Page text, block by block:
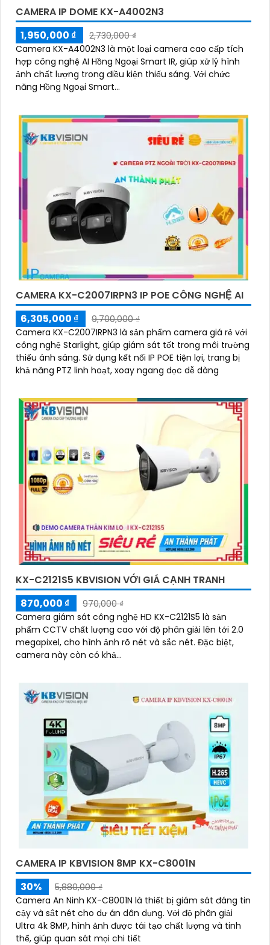
CAMERA IP DOME KX-A4002N3
1,950,000 ₫
2,730,000 ₫
Camera KX-A4002N3 là một loại camera cao cấp tích
hợp công nghệ AI Hồng Ngoại Smart IR, giúp xử lý hình
ảnh chất lượng trong điều kiện thiếu sáng. Với chức
năng Hồng Ngoại Smart...
CAMERA KX-C2007IRPN3 IP POE CÔNG NGHỆ AI
6,305,000 ₫
9,700,000 ₫
Camera KX-C2007IRPN3 là sản phẩm camera giá rẻ với
công nghệ Starlight, giúp giám sát tốt trong môi trường
thiếu ánh sáng. Sử dụng kết nối IP POE tiện lợi, trang bị
khả năng PTZ linh hoạt, xoay ngang dọc dễ dàng
KX-C2121S5 KBVISION VỚI GIÁ CẠNH TRANH
870,000 ₫
970,000 ₫
Camera giám sát công nghệ HD KX-C2121S5 là sản
phẩm CCTV chất lượng cao với độ phân giải lên tới 2.0
megapixel, cho hình ảnh rõ nét và sắc nét. Đặc biệt,
camera này còn có khả...
CAMERA IP KBVISION 8MP KX-C8001N
30%
5,880,000 ₫
Camera An Ninh KX-C8001N là thiết bị giám sát đáng tin
cậy và sắt nét cho dự án dân dụng. Với độ phân giải
Ultra 4k 8MP, hình ảnh được tái tạo chất lượng và tinh
thể, giúp quan sát mọi chi tiết